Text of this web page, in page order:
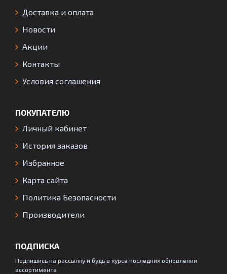
Доставка и оплата
Новости
Акции
Контакты
Условия соглашения
ПОКУПАТЕЛЮ
Личный кабинет
История заказов
Избранное
Карта сайта
Политика Безопасности
Производители
ПОДПИСКА
Подпишись на рассылку и будь в курсе последних обновлений
ассортимента